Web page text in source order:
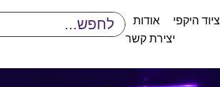
ציוד היקפי
אודות
יצירת קשר